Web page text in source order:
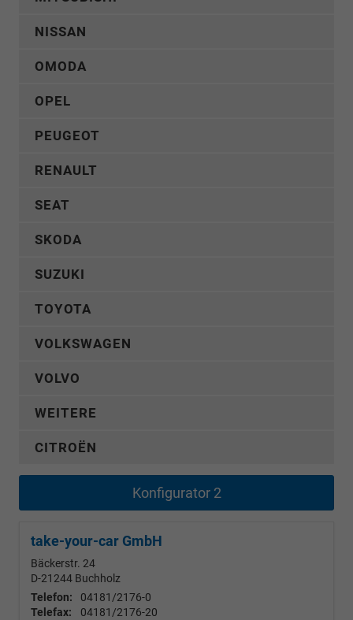
NISSAN
OMODA
OPEL
PEUGEOT
RENAULT
SEAT
SKODA
SUZUKI
TOYOTA
VOLKSWAGEN
VOLVO
WEITERE
CITROËN
Konfigurator 2
take-your-car GmbH
Bäckerstr. 24
D-21244 Buchholz
Telefon:
04181/2176-0
Telefax:
04181/2176-20